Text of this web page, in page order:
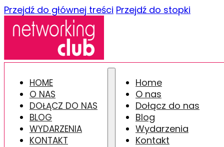
Przejdź do głównej treści Przejdź do stopki
HOME
O NAS
DOŁĄCZ DO NAS
BLOG
WYDARZENIA
KONTAKT
Home
O nas
Dołącz do nas
Blog
Wydarzenia
Kontakt